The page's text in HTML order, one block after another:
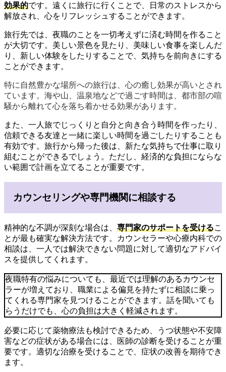
効果的です。遠くに旅行に行くことで、日常のストレスから
解放され、心をリフレッシュすることができます。
旅行先では、夜職のことを一切考えずに済む時間を作ること
が大切です。美しい景色を見たり、美味しい食事を楽しんだ
り、新しい体験をしたりすることで、気持ちを前向きにする
ことができます。
特に自然豊かな場所への旅行は、心の癒し効果が高いとされ
ています。海や山、温泉地などで過ごす時間は、都市部の喧
騒から離れて心を落ち着かせる効果があります。
また、一人旅でじっくりと自分と向き合う時間を作ったり、
信頼できる友達と一緒に楽しい時間を過ごしたりすることも
有効です。旅行から帰った後は、新たな気持ちで仕事に取り
組むことができるでしょう。ただし、経済的な負担にならな
い範囲で計画を立てることが重要です。
カウンセリングや専門機関に相談する
精神的な不調が深刻な場合は、 専門家のサポートを受けるこ
とが最も確実な解決方法です。カウンセラーや心療内科での
相談は、一人では解決できない問題に対して適切なアドバイ
スを提供してくれます。
夜職特有の悩みについても、最近では理解のあるカウンセ
ラーが増えており、職業による偏見を持たずに相談に乗っ
てくれる専門家を見つけることができます。話を聞いても
らうだけでも、心の負担は大きく軽減されます。
必要に応じて薬物療法も検討できるため、うつ状態や不安障
害などの症状がある場合には、医師の診断を受けることが重
要です。適切な治療を受けることで、症状の改善を期待でき
ます。